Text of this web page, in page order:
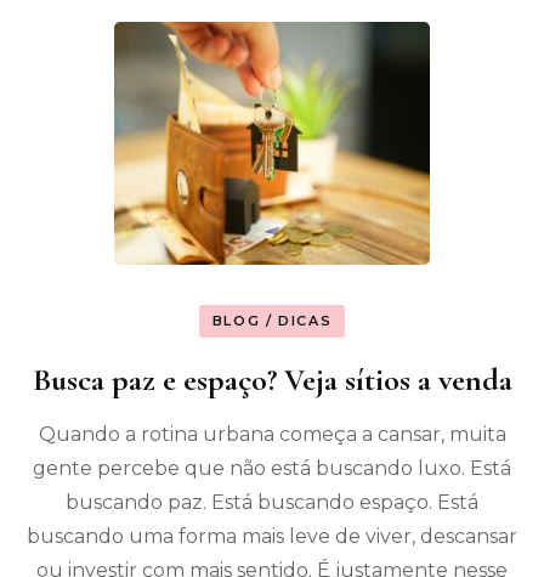
BLOG / DICAS
Busca paz e espaço? Veja sítios a venda
Quando a rotina urbana começa a cansar, muita
gente percebe que não está buscando luxo. Está
buscando paz. Está buscando espaço. Está
buscando uma forma mais leve de viver, descansar
ou investir com mais sentido. É justamente nesse